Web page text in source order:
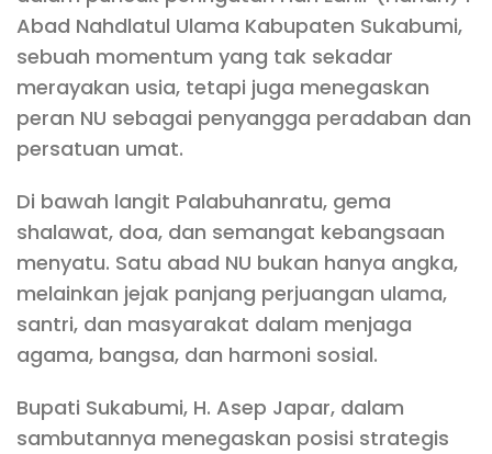
Abad Nahdlatul Ulama Kabupaten Sukabumi,
sebuah momentum yang tak sekadar
merayakan usia, tetapi juga menegaskan
peran NU sebagai penyangga peradaban dan
persatuan umat.
Di bawah langit Palabuhanratu, gema
shalawat, doa, dan semangat kebangsaan
menyatu. Satu abad NU bukan hanya angka,
melainkan jejak panjang perjuangan ulama,
santri, dan masyarakat dalam menjaga
agama, bangsa, dan harmoni sosial.
Bupati Sukabumi, H. Asep Japar, dalam
sambutannya menegaskan posisi strategis